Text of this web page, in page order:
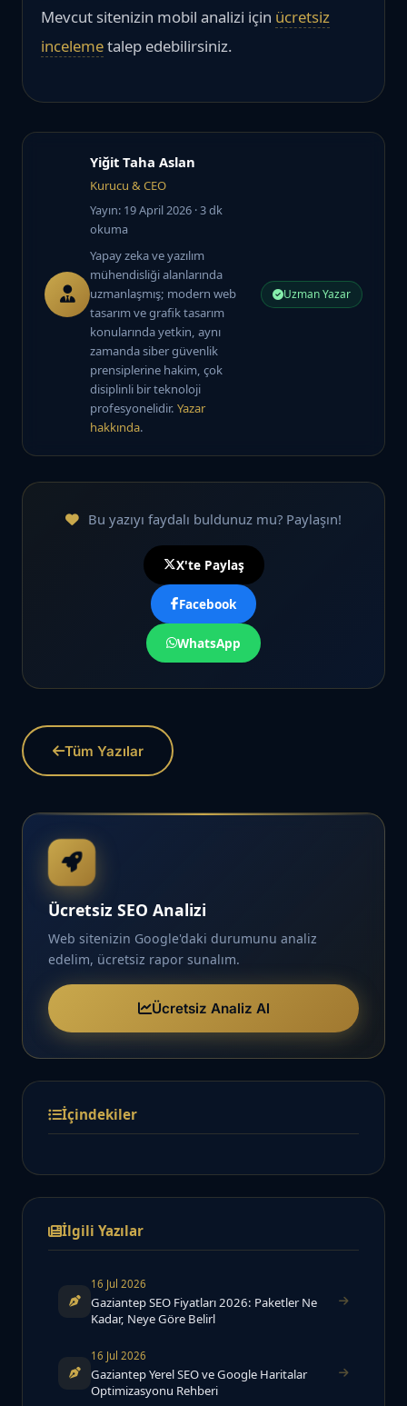
Mevcut sitenizin mobil analizi için ücretsiz
incelemetalep edebilirsiniz.
Yiğit Taha Aslan
Kurucu & CEO
Yayın: 19 April 2026 · 3 dk
okuma
Yapay zeka ve yazılım
mühendisliği alanlarında
uzmanlaşmış; modern web
tasarım ve grafik tasarım
konularında yetkin, aynı
zamanda siber güvenlik
prensiplerine hakim, çok
disiplinli bir teknoloji
profesyonelidir. Yazar
hakkında.
Uzman Yazar
Bu yazıyı faydalı buldunuz mu? Paylaşın!
X'te Paylaş
Facebook
WhatsApp
Tüm Yazılar
Ücretsiz SEO Analizi
Web sitenizin Google'daki durumunu analiz
edelim, ücretsiz rapor sunalım.
Ücretsiz Analiz Al
İçindekiler
İlgili Yazılar
16 Jul 2026
Gaziantep SEO Fiyatları 2026: Paketler Ne
Kadar, Neye Göre Belirl
16 Jul 2026
Gaziantep Yerel SEO ve Google Haritalar
Optimizasyonu Rehberi